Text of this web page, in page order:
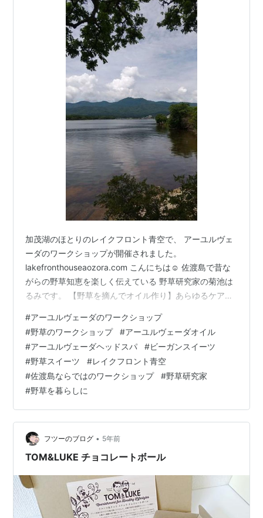
加茂湖のほとりのレイクフロント青空で、 アーユルヴェ
ーダのワークショップが開催されました。
lakefronthouseaozora.com こんにちは☺ 佐渡島で昔な
がらの野草知恵を楽しく伝えている 野草研究家の菊池は
るみです。 【野草を摘んでオイル作り】あらゆるケアに
石川先生。 アーユルヴェーダの丁寧に自分や自然に向き
合う考え方が大好きです。 セルフマッサージでできるヘ
ッドスパのやり方もレクチャーしてくださいました。 頭
皮は頭の大部分を占める面積をもっているので、 ここを
きちんとケアすればお顔のたるみや, 眼精疲労なども緩和
されるそう…
#アーユルヴェーダのワークショップ
#野草のワークショップ #アーユルヴェーダオイル
#アーユルヴェーダヘッドスパ #ビーガンスイーツ
#野草スイーツ #レイクフロント青空
#佐渡島ならではのワークショップ #野草研究家
#野草を暮らしに
フツーのブログ • 5年前
TOM&LUKE チョコレートボール